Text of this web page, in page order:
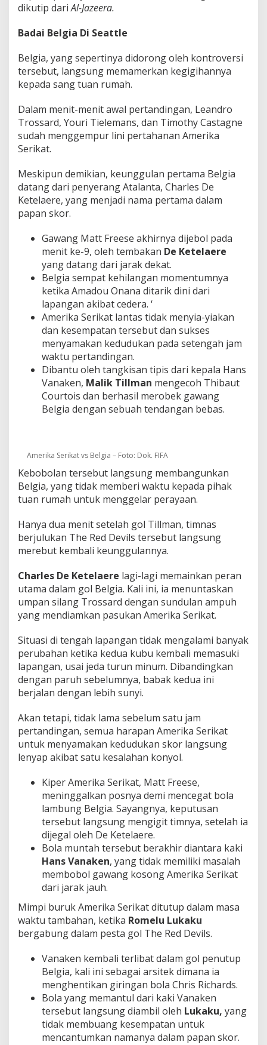
dikutip dariAl-Jazeera.
Badai Belgia Di Seattle
Belgia, yang sepertinya didorong oleh kontroversi
tersebut, langsung memamerkan kegigihannya
kepada sang tuan rumah.
Dalam menit-menit awal pertandingan, Leandro
Trossard, Youri Tielemans, dan Timothy Castagne
sudah menggempur lini pertahanan Amerika
Serikat.
Meskipun demikian, keunggulan pertama Belgia
datang dari penyerang Atalanta, Charles De
Ketelaere, yang menjadi nama pertama dalam
papan skor.
Gawang Matt Freese akhirnya dijebol pada
menit ke-9, oleh tembakan De Ketelaere
yang datang dari jarak dekat.
Belgia sempat kehilangan momentumnya
ketika Amadou Onana ditarik dini dari
lapangan akibat cedera. ‘
Amerika Serikat lantas tidak menyia-yiakan
dan kesempatan tersebut dan sukses
menyamakan kedudukan pada setengah jam
waktu pertandingan.
Dibantu oleh tangkisan tipis dari kepala Hans
Vanaken, Malik Tillman mengecoh Thibaut
Courtois dan berhasil merobek gawang
Belgia dengan sebuah tendangan bebas.
Amerika Serikat vs Belgia – Foto: Dok. FIFA
Kebobolan tersebut langsung membangunkan
Belgia, yang tidak memberi waktu kepada pihak
tuan rumah untuk menggelar perayaan.
Hanya dua menit setelah gol Tillman, timnas
berjulukan The Red Devils tersebut langsung
merebut kembali keunggulannya.
Charles De Ketelaere lagi-lagi memainkan peran
utama dalam gol Belgia. Kali ini, ia menuntaskan
umpan silang Trossard dengan sundulan ampuh
yang mendiamkan pasukan Amerika Serikat.
Situasi di tengah lapangan tidak mengalami banyak
perubahan ketika kedua kubu kembali memasuki
lapangan, usai jeda turun minum. Dibandingkan
dengan paruh sebelumnya, babak kedua ini
berjalan dengan lebih sunyi.
Akan tetapi, tidak lama sebelum satu jam
pertandingan, semua harapan Amerika Serikat
untuk menyamakan kedudukan skor langsung
lenyap akibat satu kesalahan konyol.
Kiper Amerika Serikat, Matt Freese,
meninggalkan posnya demi mencegat bola
lambung Belgia. Sayangnya, keputusan
tersebut langsung mengigit timnya, setelah ia
dijegal oleh De Ketelaere.
Bola muntah tersebut berakhir diantara kaki
Hans Vanaken, yang tidak memiliki masalah
membobol gawang kosong Amerika Serikat
dari jarak jauh.
Mimpi buruk Amerika Serikat ditutup dalam masa
waktu tambahan, ketika Romelu Lukaku
bergabung dalam pesta gol The Red Devils.
Vanaken kembali terlibat dalam gol penutup
Belgia, kali ini sebagai arsitek dimana ia
menghentikan giringan bola Chris Richards.
Bola yang memantul dari kaki Vanaken
tersebut langsung diambil oleh Lukaku, yang
tidak membuang kesempatan untuk
mencantumkan namanya dalam papan skor.